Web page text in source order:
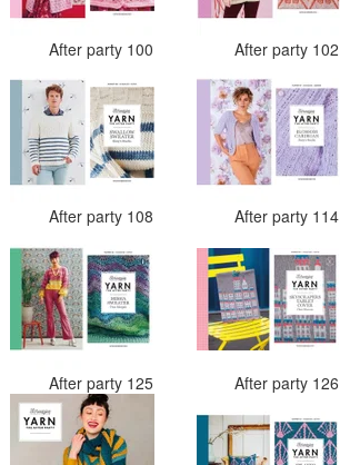
After party 100 After party 102
After party 108 After party 114
After party 125 After party 126